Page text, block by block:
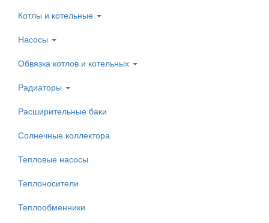
Котлы и котельные
Насосы
Обвязка котлов и котельных
Радиаторы
Расширительные баки
Солнечные коллектора
Тепловые насосы
Теплоносители
Теплообменники